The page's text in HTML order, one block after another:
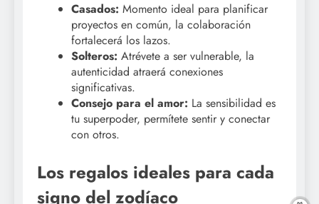
Casados: Momento ideal para planificar
proyectos en común, la colaboración
fortalecerá los lazos.
Solteros: Atrévete a ser vulnerable, la
autenticidad atraerá conexiones
significativas.
Consejo para el amor: La sensibilidad es
tu superpoder, permítete sentir y conectar
con otros.
Los regalos ideales para cada
signo del zodíaco